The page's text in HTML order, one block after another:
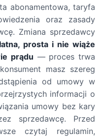
abonamentowa, taryfa
oraz zasady
Zmiana sprzedawcy
prosta i nie wiąże
prądu — proces trwa
masz szereg
od umowy w
informacji o
umowy bez kary
sprzedawcę. Przed
czytaj regulamin,